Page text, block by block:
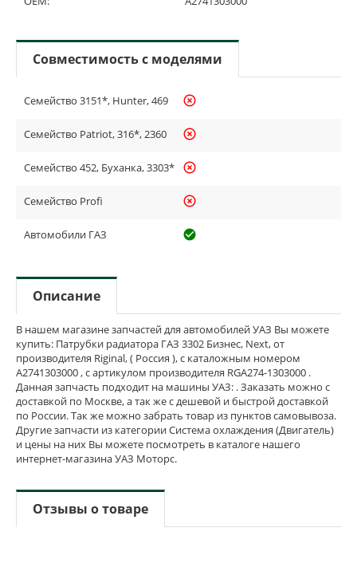
Совместимость с моделями
Семейство 3151*, Hunter, 469 highlight_off
Семейство Patriot, 316*, 2360 highlight_off
Семейство 452, Буханка, 3303* highlight_off
Семейство Profi highlight_off
Автомобили ГАЗ check_circle_outline
Описание
В нашем магазине запчастей для автомобилей УАЗ Вы можете
купить: Патрубки радиатора ГАЗ 3302 Бизнес, Next, от
производителя Riginal, ( Россия ), с каталожным номером
А2741303000 , с артикулом производителя RGA274-1303000 .
Данная запчасть подходит на машины УАЗ: . Заказать можно с
доставкой по Москве, а так же с дешевой и быстрой доставкой
по России. Так же можно забрать товар из пунктов самовывоза.
Другие запчасти из категории Система охлаждения (Двигатель)
и цены на них Вы можете посмотреть в каталоге нашего
интернет-магазина УАЗ Моторс.
Отзывы о товаре